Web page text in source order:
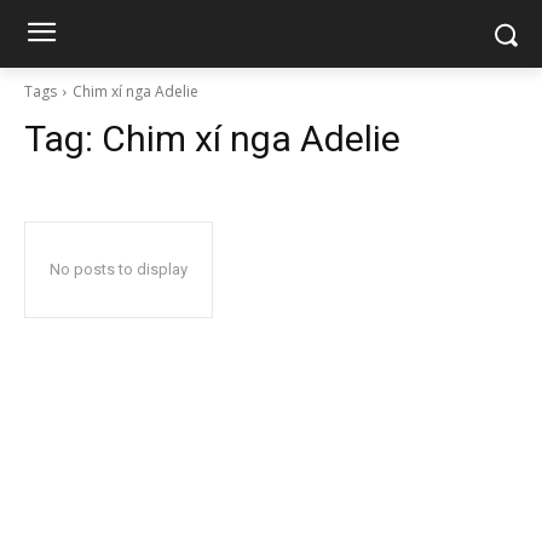
Tags Chim xí nga Adelie
Tag: Chim xí nga Adelie
No posts to display